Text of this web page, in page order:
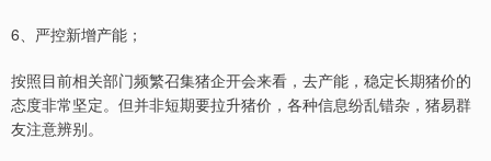
6、严控新增产能；
按照目前相关部门频繁召集猪企开会来看，去产能，稳定长期猪价的
态度非常坚定。但并非短期要拉升猪价，各种信息纷乱错杂，猪易群
友注意辨别。